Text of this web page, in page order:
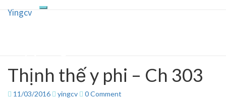
Skip
Toggle
Yingcv
Yingcv
Thịnh
thế
y
Thịnh thế y phi – Ch 303
11/03/2016 yingcv Comments
0 Comment